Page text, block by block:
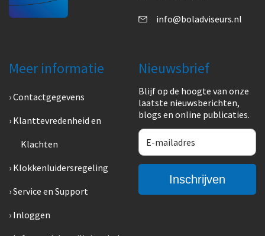
info@boladviseurs.nl
Meer informatie
Contactgegevens
Klanttevredenheid en
Klachten
Klokkenluidersregeling
Service en Support
Inloggen
Nieuwsbrief
Blijf op de hoogte van onze
laatste nieuwsberichten,
blogs en online publicaties.